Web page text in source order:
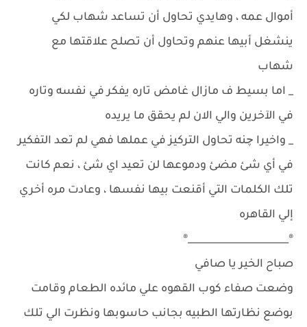
أموال عمه ، وهايدي تحاول أن تساعد شهاب لكي
ينشغل أبيها عنهم وتحاول أن تصلح علاقتها مع
شهاب
_ اما بسيط ف مازال غامض تاره يفكر في نفسه وتاره
في الآخرين والي الان لم يحقق ما يريده
_ واخيرا چنه تحاول التركيز في عملها فهي لم تعد التفكير
في أي شئ مضئ ودموعها لن تعيد اي شئ ، نعم كانت
تلك الكلمات التي أقنعت بيها نفسها ، وعادت مره أخري
إلي القاهره
®_____________________®
صباح الخير يا صافي
وضعت صفاء كوب القهوه علي مائده الطعام وقامت
بوضع نظارتها الطبيه بجانب حاسوبها ونظرت الي تلك